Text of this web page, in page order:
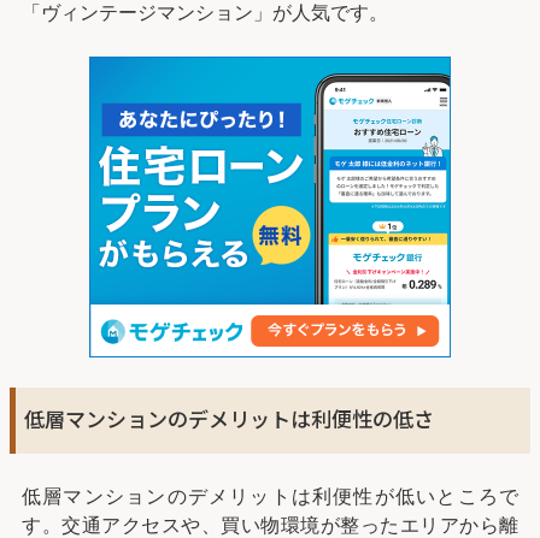
「ヴィンテージマンション」が人気です。
低層マンションのデメリットは利便性の低さ
低層マンションのデメリットは利便性が低いところで
す。交通アクセスや、買い物環境が整ったエリアから離